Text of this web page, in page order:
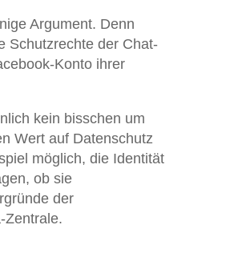
Argument. Denn
Schutzrechte der Chat-
Konto ihrer
kein bisschen um
Wert auf Datenschutz
möglich, die Identität
ob sie
der
Zentrale.